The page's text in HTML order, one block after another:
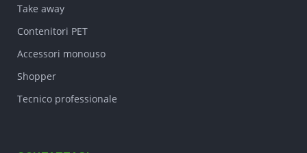
Take away
Contenitori PET
Accessori monouso
Shopper
Tecnico professionale